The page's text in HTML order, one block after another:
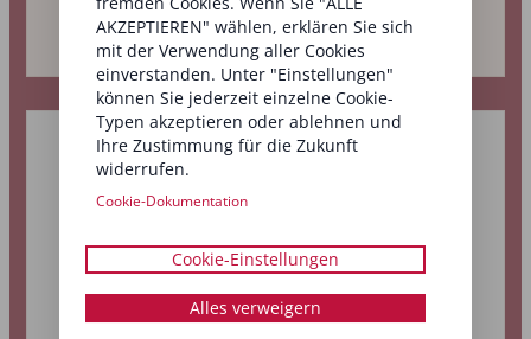
MEHR ERFAHREN →
AKZEPTIEREN" wählen, erklären Sie sich
mit der Verwendung aller Cookies
einverstanden. Unter "Einstellungen"
können Sie jederzeit einzelne Cookie-
Typen akzeptieren oder ablehnen und
Ihre Zustimmung für die Zukunft
widerrufen.
Cookie-Dokumentation
Cookie-Einstellungen
Alles verweigern